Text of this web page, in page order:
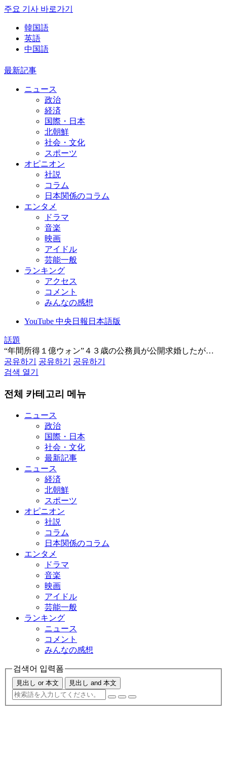
주요 기사 바로가기
韓国語
英語
中国語
最新記事
ニュース
政治
経済
国際・日本
北朝鮮
社会・文化
スポーツ
オピニオン
社説
コラム
日本関係のコラム
エンタメ
ドラマ
音楽
映画
アイドル
芸能一般
ランキング
アクセス
コメント
みんなの感想
YouTube 中央日報日本語版
話題
“年間所得１億ウォン”４３歳の公務員が公開求婚したが…
공유하기
공유하기
공유하기
검색 열기
전체 카테고리 메뉴
ニュース
政治
国際・日本
社会・文化
最新記事
ニュース
経済
北朝鮮
スポーツ
オピニオン
社説
コラム
日本関係のコラム
エンタメ
ドラマ
音楽
映画
アイドル
芸能一般
ランキング
ニュース
コメント
みんなの感想
검색어 입력폼
見出し or 本文 見出し and 本文